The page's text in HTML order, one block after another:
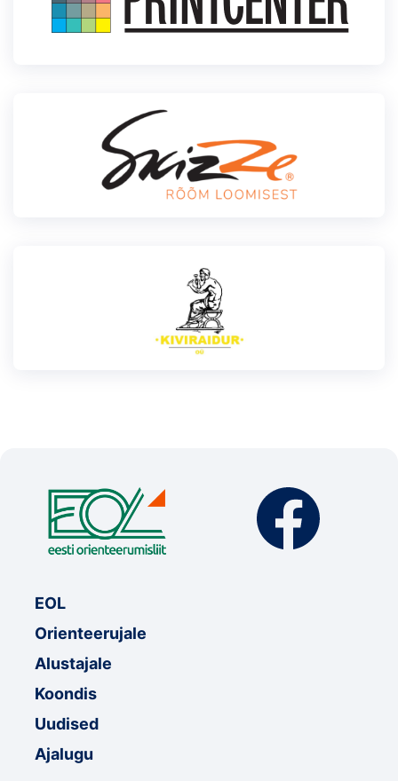
EOL
Orienteerujale
Alustajale
Koondis
Uudised
Ajalugu